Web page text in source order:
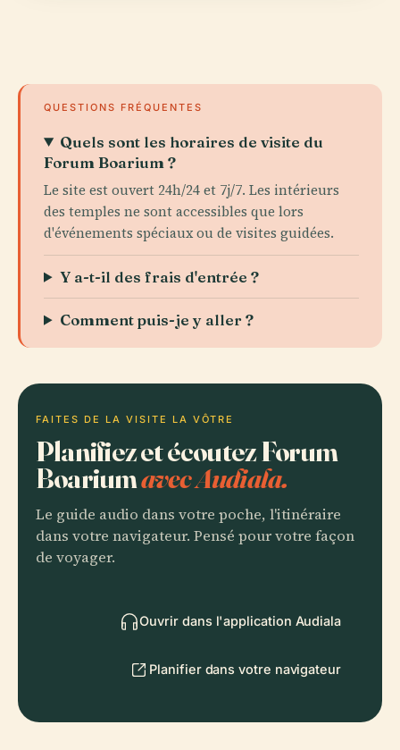
QUESTIONS FRÉQUENTES
Quels sont les horaires de visite du
Forum Boarium ?
Le site est ouvert 24h/24 et 7j/7. Les intérieurs
des temples ne sont accessibles que lors
d'événements spéciaux ou de visites guidées.
Y a-t-il des frais d'entrée ?
Comment puis-je y aller ?
FAITES DE LA VISITE LA VÔTRE
Planifiez et écoutez Forum
Boariumavec Audiala.
Le guide audio dans votre poche, l'itinéraire
dans votre navigateur. Pensé pour votre façon
de voyager.
Ouvrir dans l'application Audiala
Planifier dans votre navigateur